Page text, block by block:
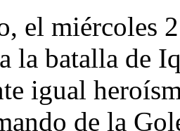
el miércoles
la batalla de
igual
de la